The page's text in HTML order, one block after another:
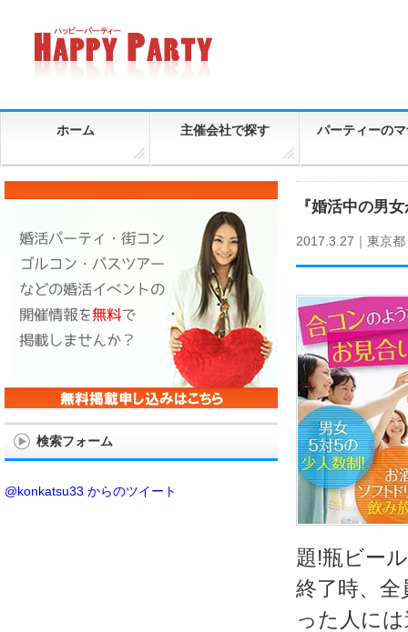
ホーム 主催会社で探す パーティーの
『婚活中の男
2017.3.27｜ 東京都
題!瓶ビー
終了時、
った人に
検索フォーム
@konkatsu33 からのツイート